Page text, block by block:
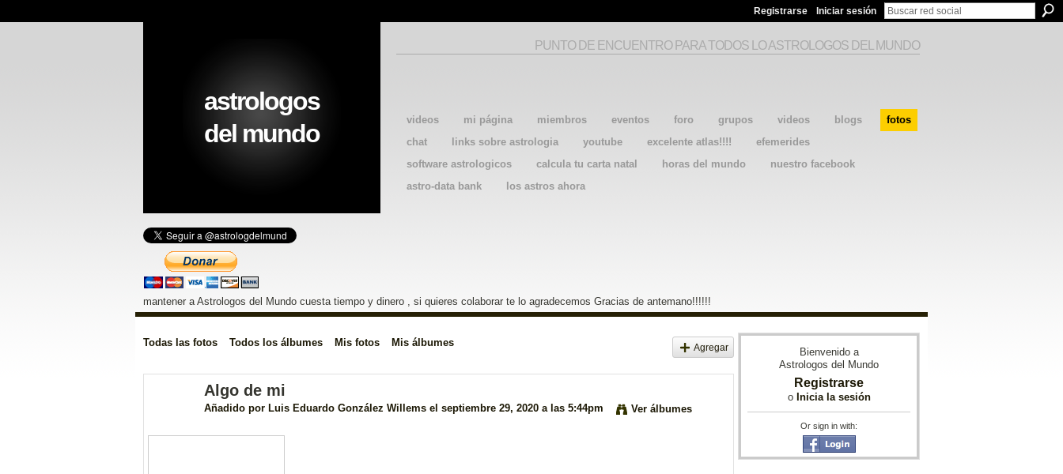
Registrarse Iniciar sesión
videos mi página miembros eventos foro grupos videos blogs
fotos
chat
links sobre astrologia youtube excelente atlas!!!!
efemerides
software astrologicos
calcula tu carta natal horas del mundo
nuestro facebook
astro-data bank
los astros ahora
astrologos
del mundo
PUNTO DE ENCUENTRO PARA TODOS LO ASTROLOGOS DEL MUNDO
mantener a Astrologos del Mundo cuesta tiempo y dinero , si quieres colaborar te lo agradecemos Gracias de antemano!!!!!!
Todas las fotos Todos los álbumes Mis fotos Mis álbumes Agregar
Algo de mi
Añadido por Luis Eduardo González Willems el septiembre 29, 2020 a las 5:44pm Ver álbumes
Bienvenido a
Astrologos del Mundo
Registrarse
o Inicia la sesión
Or sign in with: